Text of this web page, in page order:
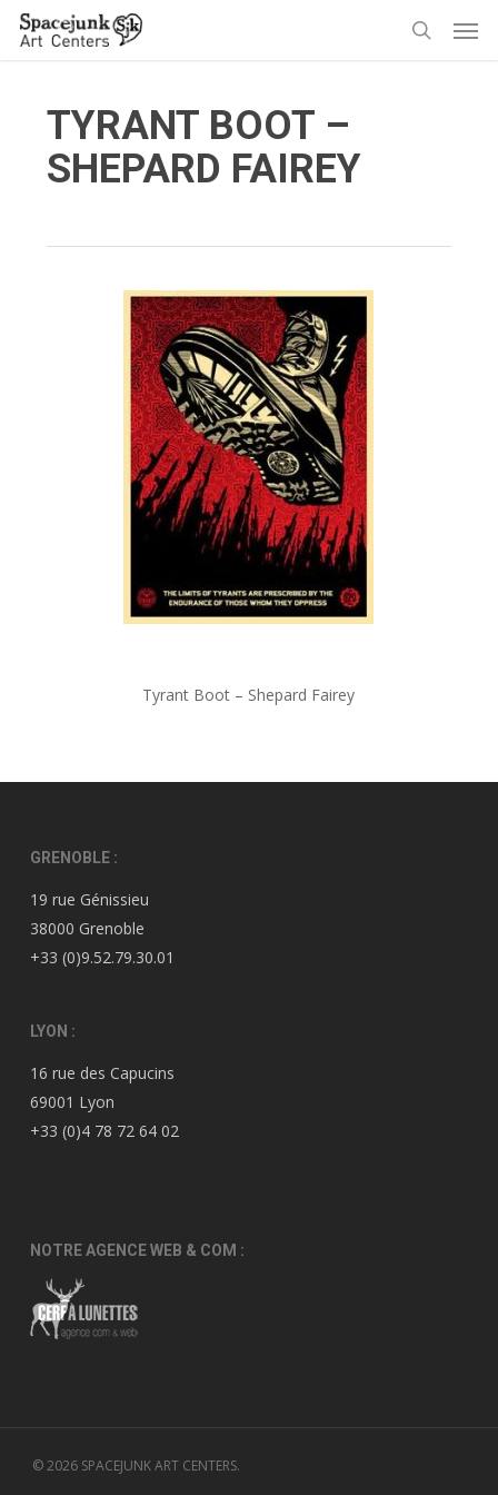
Skip
TYRANT BOOT –
SHEPARD FAIREY
Tyrant Boot – Shepard Fairey
GRENOBLE :
19 rue Génissieu
38000 Grenoble
+33 (0)9.52.79.30.01
LYON :
16 rue des Capucins
69001 Lyon
+33 (0)4 78 72 64 02
NOTRE AGENCE WEB & COM :
© 2026 SPACEJUNK ART CENTERS.